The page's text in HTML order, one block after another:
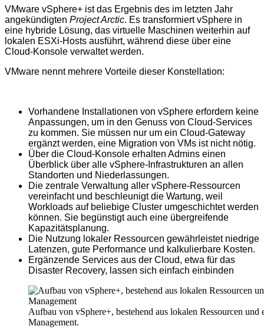
VMware vSphere+ ist das Ergebnis des im letzten Jahr
angekündigten Project Arctic. Es trans­formiert vSphere in
eine hybride Lösung, das virtuelle Maschinen weiterhin auf
lokalen ESXi-Hosts ausführt, während diese über eine
Cloud-Konsole verwaltet werden.
VMware nennt mehrere Vorteile dieser Konstellation:
Vorhandene Installationen von vSphere erfordern keine
Anpassungen, um in den Genuss von Cloud-Services
zu kommen. Sie müssen nur um ein Cloud-Gateway
ergänzt werden, eine Migration von VMs ist nicht nötig.
Über die Cloud-Konsole erhalten Admins einen
Überblick über alle vSphere-Infrastrukturen an allen
Standorten und Niederlassungen.
Die zentrale Verwaltung aller vSphere-Ressourcen
vereinfacht und beschleunigt die Wartung, weil
Workloads auf beliebige Cluster umgeschichtet werden
können. Sie begünstigt auch eine übergreifende
Kapazitätsplanung.
Die Nutzung lokaler Ressourcen gewährleistet niedrige
Latenzen, gute Performance und kalkulierbare Kosten.
Ergänzende Services aus der Cloud, etwa für das
Disaster Recovery, lassen sich einfach einbinden
Aufbau von vSphere+, bestehend aus lokalen Ressourcen und
Management.